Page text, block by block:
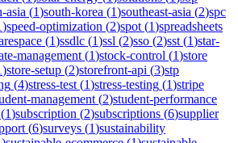
asia (1)south-korea (1)southeast-asia (2)spc
)speed-optimization (2)spot (1)spreadsheets
(1)ssdlc (1)ssl (2)sso (2)sst (1)star-
management (1)stock-control (1)store
)store-setup (2)storefront-api (3)stp
(4)stress-test (1)stress-testing (1)stripe
management (2)student-performance
1)subscription (2)subscriptions (6)supplier
(6)surveys (1)sustainability